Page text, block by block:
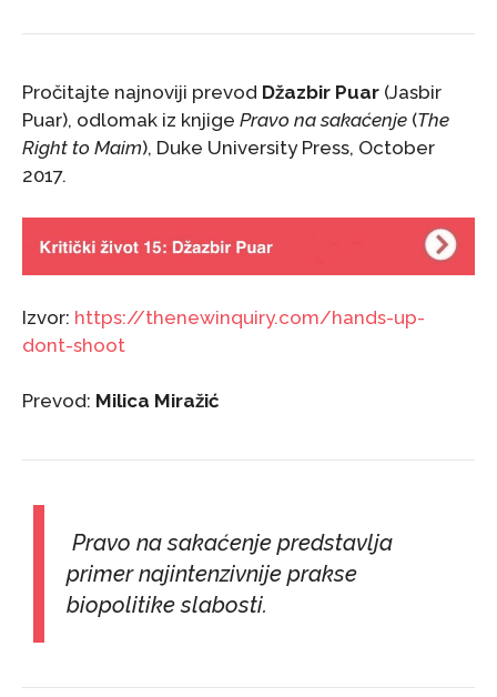
Pročitajte najnoviji prevod Džazbir Puar (Jasbir
Puar), odlomak iz knjige Pravo na sakaćenje (The
Right to Maim), Duke University Press, October
2017.
Izvor: https://thenewinquiry.com/hands-up-
dont-shoot
Prevod: Milica Miražić
Pravo na sakaćenje predstavlja
primer najintenzivnije prakse
biopolitike slabosti.